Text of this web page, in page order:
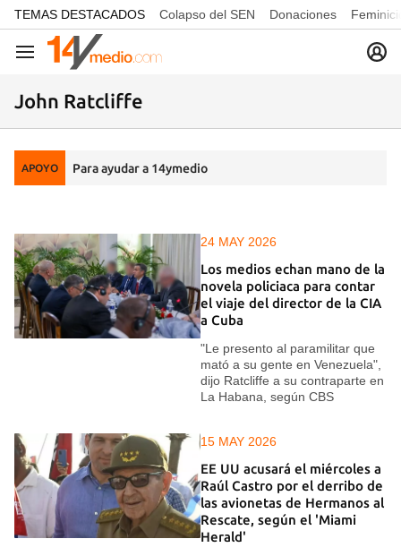
common.go-to-content
TEMAS DESTACADOS Colapso del SEN Donaciones
Navegación
John Ratcliffe
APOYO Para ayudar a 14ymedio
24 MAY 2026
Los medios echan mano de la
novela policiaca para contar
el viaje del director de la CIA
a Cuba
"Le presento al paramilitar que
mató a su gente en Venezuela",
dijo Ratcliffe a su contraparte en
La Habana, según CBS
15 MAY 2026
EE UU acusará el miércoles a
Raúl Castro por el derribo de
las avionetas de Hermanos al
Rescate, según el 'Miami
Herald'